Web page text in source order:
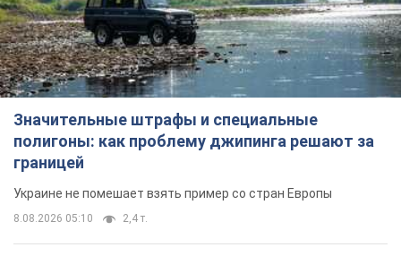
Значительные штрафы и специальные
полигоны: как проблему джипинга решают за
границей
Украине не помешает взять пример со стран Европы
8.08.2026 05:10 2,4 т.